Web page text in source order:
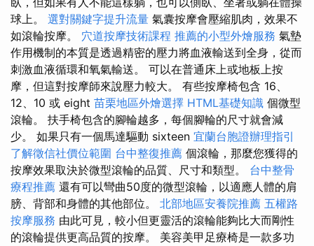
球上。 選對關鍵字提升流量 氣囊按摩會壓縮肌肉，效果不
如滾輪按摩。 穴道按摩技術課程 推薦的小型外燴服務 氣墊
作用機制的本質是透過精密的壓力將血液輸送到全身，從而
刺激血液循環和氧氣輸送。 可以在普通床上或地板上按
摩，但這對按摩師來說壓力較大。 有些按摩椅包含 16、
12、10 或 eight 苗栗地區外燴選擇 HTML基礎知識 個微型
滾輪。 扶手椅包含的腳輪越多，每個腳輪的尺寸就會減
少。 如果只有一個馬達驅動 sixteen 宜蘭台胞證辦理指引
了解徵信社價位範圍 台中整復推薦 個滾輪，那麼您獲得的
按摩效果取決於微型滾輪的品質、尺寸和類型。 台中整骨
療程推薦 還有可以彎曲50度的微型滾輪，以適應人體的肩
膀、背部和身體的其他部位。 北部地區安養院推薦 五權路
按摩服務 由此可見，較小但更靈活的滾輪能夠比大而剛性
的滾輪提供更高品質的按摩。 美容美甲足療椅是一款多功